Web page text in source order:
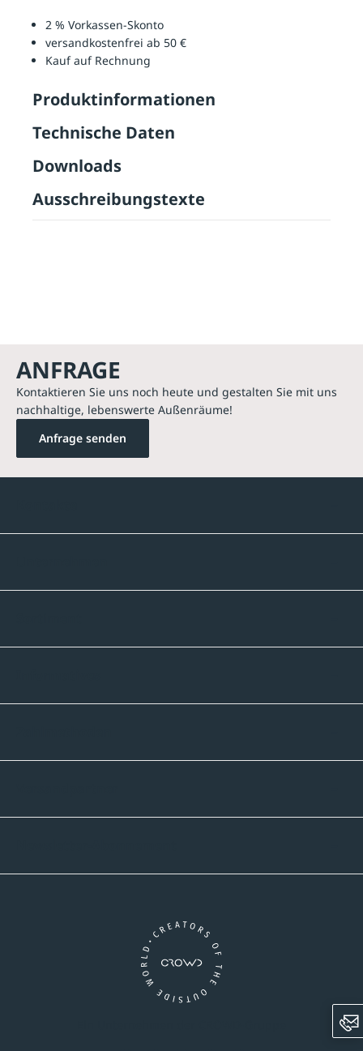
2 % Vorkassen-Skonto
versandkostenfrei ab 50 €
Kauf auf Rechnung
Produktinformationen
Technische Daten
Downloads
Ausschreibungstexte
ANFRAGE
Kontaktieren Sie uns noch heute und gestalten Sie mit uns
nachhaltige, lebenswerte Außenräume!
Anfrage senden